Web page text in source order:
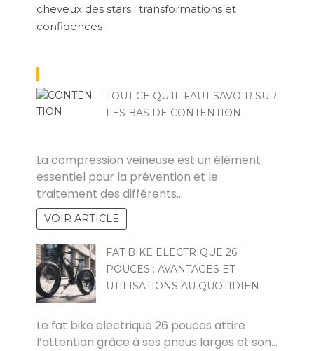
cheveux des stars : transformations et
confidences
TOUT CE QU’IL FAUT SAVOIR SUR
LES BAS DE CONTENTION
La compression veineuse est un élément
essentiel pour la prévention et le
traitement des différents…
VOIR ARTICLE
FAT BIKE ELECTRIQUE 26
POUCES : AVANTAGES ET
UTILISATIONS AU QUOTIDIEN
Le fat bike electrique 26 pouces attire
l’attention grâce à ses pneus larges et son…